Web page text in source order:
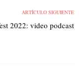
ARTÍCULO SIGUIENTE
2022: video podcast